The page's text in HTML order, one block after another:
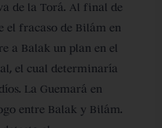
de la Torá. Al final de
el fracaso de Bilám en
a Balak un plan en el
el cual determinaría
La Guemará en
entre Balak y Bilám.